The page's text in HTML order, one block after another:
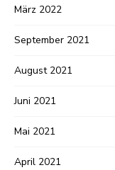
März 2022
September 2021
August 2021
Juni 2021
Mai 2021
April 2021